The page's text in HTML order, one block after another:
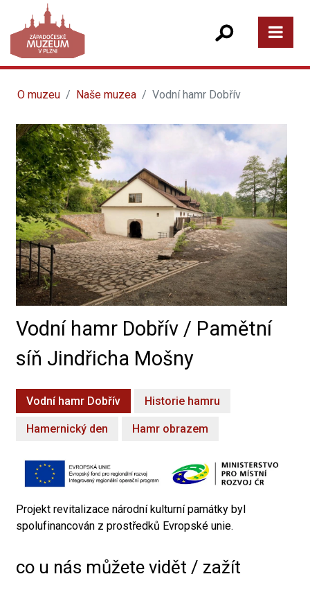
O muzeu Naše muzea Vodní hamr Dobřív
Vodní hamr Dobřív / Pamětní
síň Jindřicha Mošny
Vodní hamr Dobřív Historie hamru
Hamernický den Hamr obrazem
Projekt revitalizace národní kulturní památky byl
spolufinancován z prostředků Evropské unie.
co u nás můžete vidět / zažít